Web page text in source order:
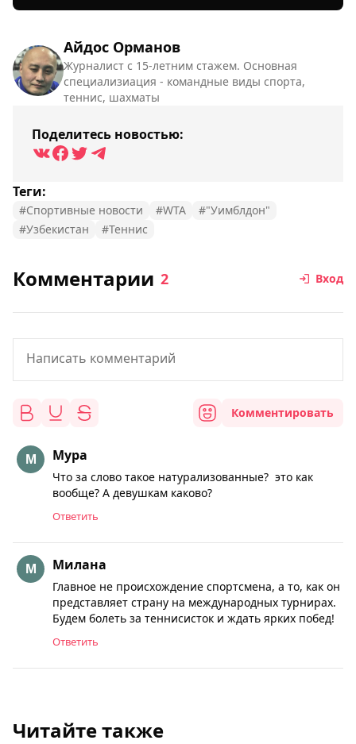
Айдос Орманов
Журналист с 15-летним стажем. Основная
специализиация - командные виды спорта,
теннис, шахматы
Поделитесь новостью:
Теги:
#Спортивные новости #WTA
#"Уимблдон"
#Узбекистан
#Теннис
Комментарии 2 Вход
Комментировать
Мура
Что за слово такое натурализованные? это как
вообще? А девушкам каково?
Ответить
Милана
Главное не происхождение спортсмена, а то, как он
представляет страну на международных турнирах.
Будем болеть за теннисисток и ждать ярких побед!
Ответить
Читайте также